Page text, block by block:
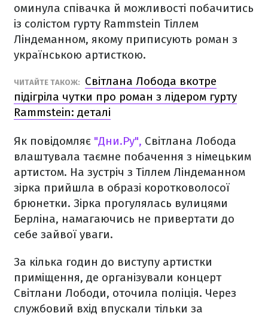
оминула співачка й можливості побачитись
із солістом гурту Rammstein Тіллем
Ліндеманном, якому приписують роман з
українською артисткою.
ЧИТАЙТЕ ТАКОЖ:
Світлана Лобода вкотре
підігріла чутки про роман з лідером гурту
Rammstein: деталі
Як повідомляє "Дни.Ру", Світлана Лобода
влаштувала таємне побачення з німецьким
артистом. На зустріч з Тіллем Ліндеманном
зірка прийшла в образі коротковолосої
брюнетки. Зірка прогулялась вулицями
Берліна, намагаючись не привертати до
себе зайвої уваги.
За кілька годин до виступу артистки
приміщення, де організували концерт
Світлани Лободи, оточила поліція. Через
службовий вхід впускали тільки за